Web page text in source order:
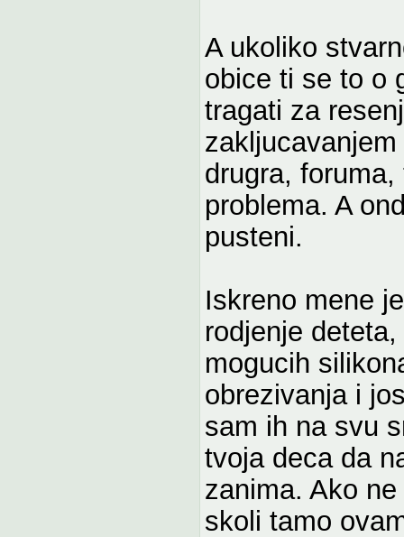
A ukoliko
obice ti se to o
tragati za
drugra,
problema. A
pusteni.
Iskreno mene
rodjenje
mogucih
obrezivanja i
sam ih na svu
tvoja deca da
zanima. Ako
skoli tamo